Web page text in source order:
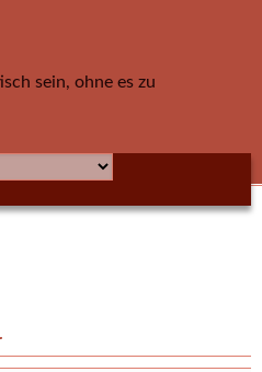
sein, ohne es zu
Reiter)